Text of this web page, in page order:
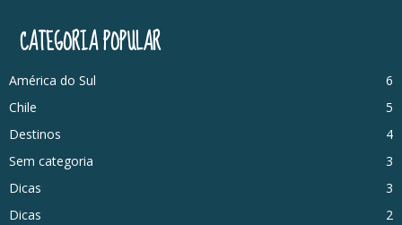
CATEGORIA POPULAR
América do Sul
6
Chile
5
Destinos
4
Sem categoria
3
Dicas
3
Dicas
2